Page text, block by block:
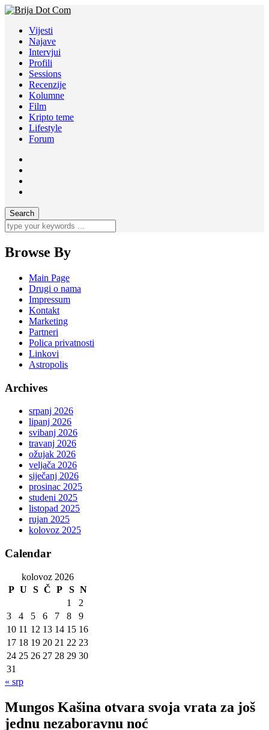
Vijesti
Najave
Intervjui
Profili
Sessions
Recenzije
Kolumne
Film
Kripto teme
Lifestyle
Forum
Browse By
Main Page
Drugi o nama
Impressum
Kontakt
Marketing
Partneri
Polica privatnosti
Linkovi
Astropolis
Archives
srpanj 2026
lipanj 2026
svibanj 2026
travanj 2026
ožujak 2026
veljača 2026
siječanj 2026
prosinac 2025
studeni 2025
listopad 2025
rujan 2025
kolovoz 2025
Calendar
kolovoz 2026
P U S Č P S N
1
2
3
4 5 6 7 8
9
10 11 12 13 14 15 16
17 18 19 20 21 22 23
24 25 26 27 28 29 30
31
« srp
Mungos Kašina otvara svoja vrata za još
jednu nezaboravnu noć